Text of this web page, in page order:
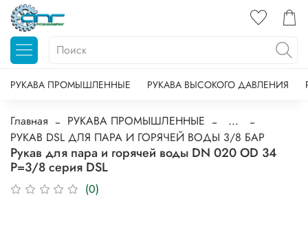
РУКАВА ПРОМЫШЛЕННЫЕ РУКАВА ВЫСОКОГО ДАВЛЕНИЯ
Главная РУКАВА ПРОМЫШЛЕННЫЕ
...
РУКАВ DSL ДЛЯ ПАРА И ГОРЯЧЕЙ ВОДЫ 3/8 БАР
Рукав для пара и горячей воды DN 020 OD 34
P=3/8 серия DSL
(0)